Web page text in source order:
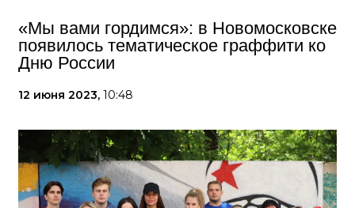
«Мы вами гордимся»: в Новомосковске
появилось тематическое граффити ко
Дню России
12 июня 2023, 10:48